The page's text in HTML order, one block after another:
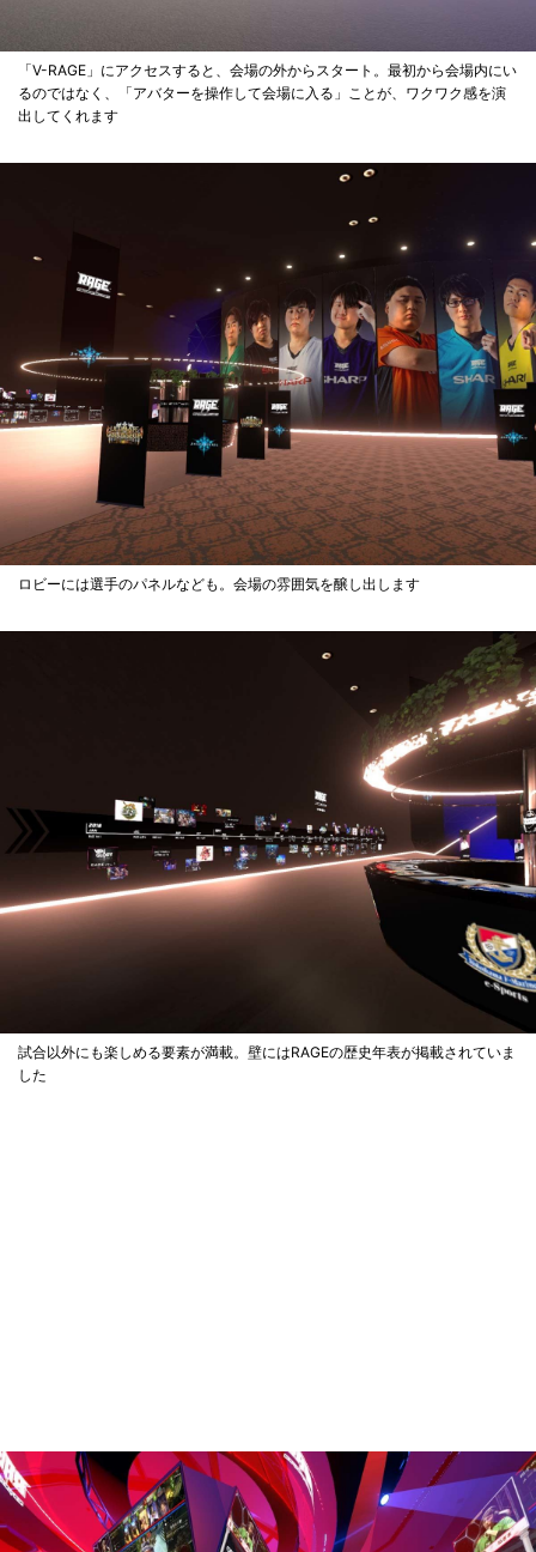
「V-RAGE」にアクセスすると、会場の外からスタート。最初から会場内にい
るのではなく、「アバターを操作して会場に入る」ことが、ワクワク感を演
出してくれます
ロビーには選手のパネルなども。会場の雰囲気を醸し出します
試合以外にも楽しめる要素が満載。壁にはRAGEの歴史年表が掲載されていま
した